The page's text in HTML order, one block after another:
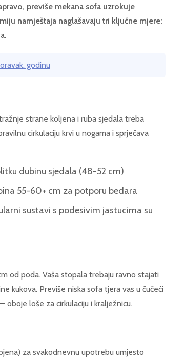
previše mekana sofa uzrokuje
namještaja naglašavaju tri ključne mjere:
godinu
strane koljena i ruba sjedala treba
cirkulaciju krvi u nogama i sprječava
dubinu sjedala (48-52 cm)
55-60+ cm za potporu bedara
sustavi s podesivim jastucima su
od poda. Vaša stopala trebaju ravno stajati
kukova. Previše niska sofa tjera vas u čučeći
loše za cirkulaciju i kralježnicu.
za svakodnevnu upotrebu umjesto